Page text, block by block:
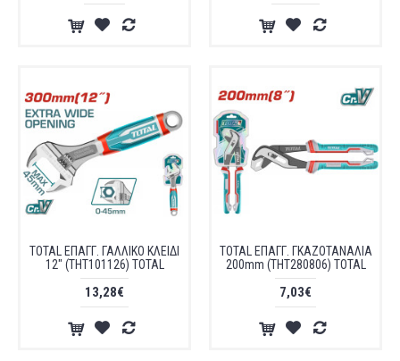
TOTAL ΕΠΑΓΓ. ΓΑΛΛΙΚΟ ΚΛΕΙΔΙ
12" (THT101126) TOTAL
13,28€
TOTAL ΕΠΑΓΓ. ΓΚΑΖΟΤΑΝΑΛΙΑ
200mm (THT280806) TOTAL
7,03€